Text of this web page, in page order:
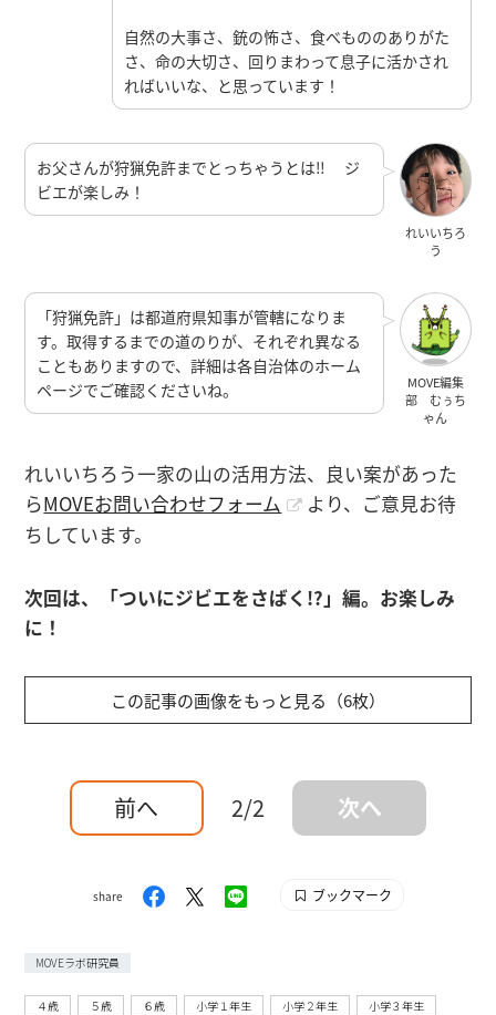
自然の大事さ、銃の怖さ、食べもののありがた
さ、命の大切さ、回りまわって息子に活かされ
ればいいな、と思っています！
れいいちろ
う
お父さんが狩猟免許までとっちゃうとは‼︎ ジ
ビエが楽しみ！
MOVE編集
部 むぅち
ゃん
「狩猟免許」は都道府県知事が管轄になりま
す。取得するまでの道のりが、それぞれ異なる
こともありますので、詳細は各自治体のホーム
ページでご確認くださいね。
れいいちろう一家の山の活用方法、良い案があった
らMOVEお問い合わせフォーム
より、ご意見お待
ちしています。
次回は、「ついにジビエをさばく!?」編。お楽しみ
に！
この記事の画像をもっと見る（6枚）
前へ 2/2 次へ
share ブックマーク
MOVEラボ研究員
４歳 ５歳 ６歳 小学１年生 小学２年生
小学３年生